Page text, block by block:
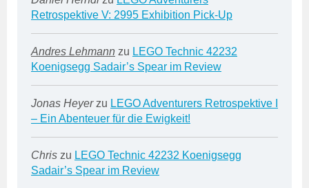
Retrospektive V: 2995 Exhibition Pick-Up
Andres Lehmann zu LEGO Technic 42232
Koenigsegg Sadair’s Spear im Review
Jonas Heyerzu LEGO Adventurers Retrospektive I
– Ein Abenteuer für die Ewigkeit!
Chris zu LEGO Technic 42232 Koenigsegg
Sadair’s Spear im Review